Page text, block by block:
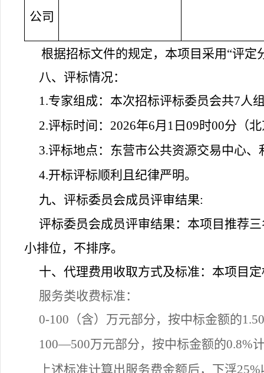
公司
根据招标文件的规定，本项目采用“评
八、评标情况：
1.专家组成：本次招标评标委员会共7人
2.评标时间：2026年6月1日09时00分（
3.评标地点：东营市公共资源交易中心
4.开标评标顺利且纪律严明。
九、评标委员会成员评审结果:
评标委员会成员评审结果：本项目推荐
小排位，不排序。
十、代理费用收取方式及标准： 本项目
服务类收费标准：
0-100 （含）万元部分，按中标金额的
100—500万元部分，按中标金额的0.8%
上述标准计算出服务费金额后，下浮